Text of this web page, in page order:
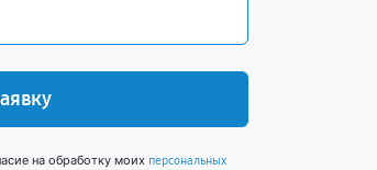
на обработку моих персональных